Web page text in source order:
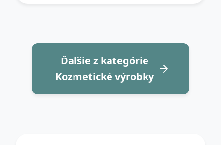
Ďalšie z kategórie
Kozmetické výrobky